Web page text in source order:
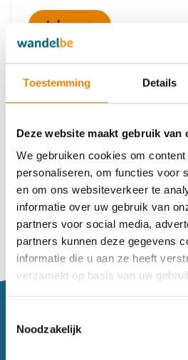
Toestemming Details
Deze website maakt gebruik van
We gebruiken cookies om
personaliseren, om functies voor
en om ons websiteverkeer te
informatie over uw gebruik van
partners voor social media,
partners kunnen deze gegevens
informatie die u aan ze heeft
verzameld op basis van uw
Noodzakelijk
Heb je nog geen
Maak dan een nieuw
Maak een nieuw account
Vind je je weg niet goed in
Raadpleeg dan hier de